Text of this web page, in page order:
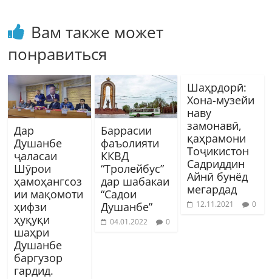
Вам также может
понравиться
Дар
Душанбе
ҷаласаи
Шӯрои
ҳамоҳангсоз
ии мақомоти
ҳифзи
ҳуқуқи
шаҳри
Душанбе
баргузор
гардид.
Баррасии
фаъолияти
ККВД
“Тролейбус”
дар шабакаи
“Садои
Душанбе”
04.01.2022 0
Шаҳрдорӣ:
Хона-музейи
наву
замонавӣ,
қаҳрамони
Тоҷикистон
Садриддин
Айнӣ бунёд
мегардад
12.11.2021 0